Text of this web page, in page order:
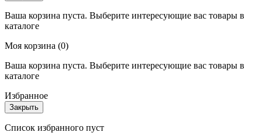
Ваша корзина пуста. Выберите интересующие вас товары в
каталоге
Моя корзина (0)
Ваша корзина пуста. Выберите интересующие вас товары в
каталоге
Избранное
Закрыть
Список избранного пуст